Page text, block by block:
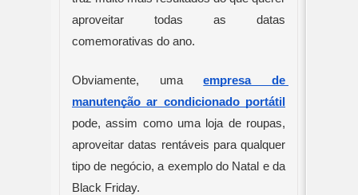
aproveitar todas as datas
comemorativas do ano.
Obviamente, uma empresa de
manutenção ar condicionado portátil
pode, assim como uma loja de roupas,
aproveitar datas rentáveis para qualquer
tipo de negócio, a exemplo do Natal e da
Black Friday.